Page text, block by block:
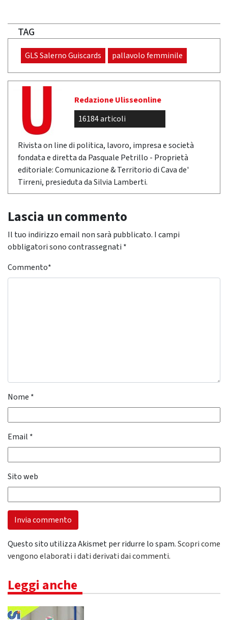
TAG
GLS Salerno Guiscards pallavolo femminile
Redazione Ulisseonline
16184 articoli
Rivista on line di politica, lavoro, impresa e società
fondata e diretta da Pasquale Petrillo - Proprietà
editoriale: Comunicazione & Territorio di Cava de'
Tirreni, presieduta da Silvia Lamberti.
Lascia un commento
Il tuo indirizzo email non sarà pubblicato. I campi
obbligatori sono contrassegnati *
Commento*
Nome *
Email *
Sito web
Questo sito utilizza Akismet per ridurre lo spam.Scopri come
vengono elaborati i dati derivati dai commenti.
Leggi anche